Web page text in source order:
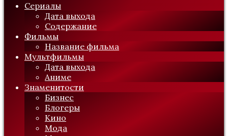
Сериалы
Дата выхода
Содержание
Фильмы
Название фильма
Мультфильмы
Дата выхода
Аниме
Знаменитости
Бизнес
Блогеры
Кино
Мода